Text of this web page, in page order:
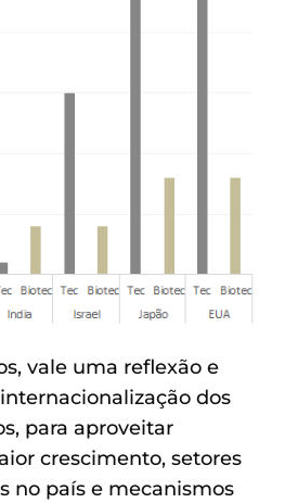
vale uma reflexão e
dos
para aproveitar
crescimento, setores
no país e mecanismos